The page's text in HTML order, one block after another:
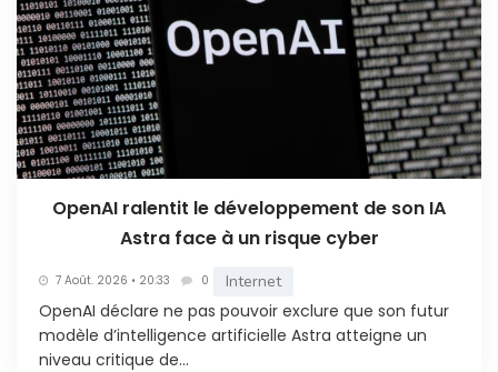
OpenAI ralentit le développement de son IA
Astra face à un risque cyber
7 Août. 2026 • 20:33 0 Internet
OpenAI déclare ne pas pouvoir exclure que son futur
modèle d’intelligence artificielle Astra atteigne un
niveau critique de...